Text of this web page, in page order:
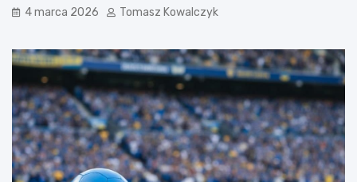
4 marca 2026 Tomasz Kowalczyk